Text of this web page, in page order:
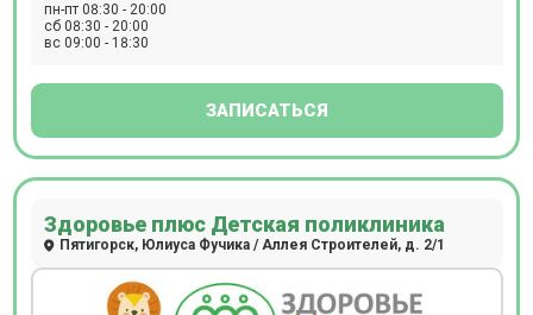
пн-пт 08:30 - 20:00
сб 08:30 - 20:00
вс 09:00 - 18:30
ЗАПИСАТЬСЯ
Здоровье плюс Детская поликлиника
Пятигорск, Юлиуса Фучика / Аллея Строителей, д. 2/1